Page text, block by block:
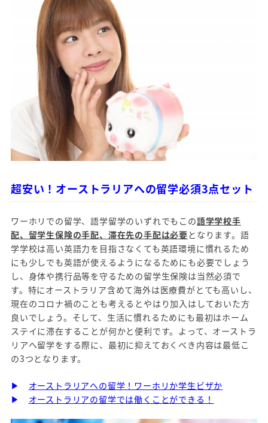
超安い！オーストラリアへの留学必須3点セット
ワーホリでの留学、語学留学のいずれでもこの語学学校手
配、留学生保険の手配、滞在先の手配は必要 となります。語
学学校は高い英語力を目指さなくても英語環境に慣れるため
にも少しでも英語が使えるようになるためにも必要でしょう
し、身体や携行品等を守るための留学生保険は当然必須で
す。特にオーストラリア含めて海外は医療費がとても高いし、
現在のコロナ禍のことも考えるとやはり加入はしておいた方
良いでしょう。そして、生活に慣れるためにも最初はホーム
ステイに滞在することが何かと便利です。よって、オーストラ
リアへ留学をする際に、最初に抑えておくべき内容は最低こ
の3つとなります。
▶
オーストラリアへの留学！ワーホリか学生ビザか
▶
オーストラリアの留学では働くことができる！